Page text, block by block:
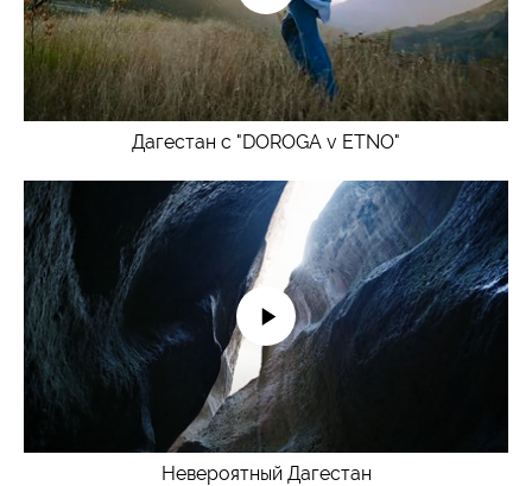
Дагестан с "DOROGA v ETNO"
Невероятный Дагестан